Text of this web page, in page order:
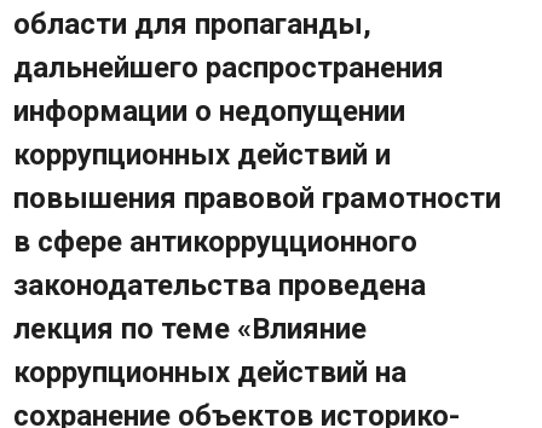
Часто задаваемые вопросы
Фотогалерея
Видео
Государственные закупки
области для пропаганды,
дальнейшего распространения
информации о недопущении
коррупционных действий и
повышения правовой грамотности
в сфере антикорруцционного
законодательства проведена
лекция по теме «Влияние
коррупционных действий на
сохранение объектов историко-